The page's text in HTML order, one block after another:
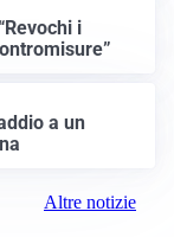
i
a un
Altre notizie